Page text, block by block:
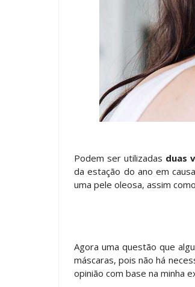
Podem ser utilizadas duas
da estação do ano em
uma pele oleosa, assim
Agora uma questão que
máscaras, pois não há
opinião com base na minha